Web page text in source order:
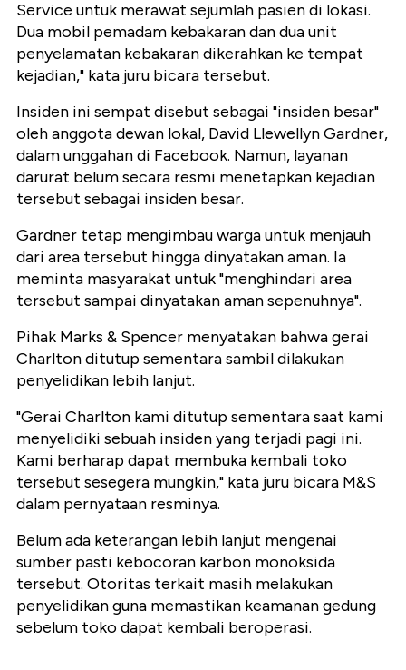
Service untuk merawat sejumlah pasien di lokasi.
Dua mobil pemadam kebakaran dan dua unit
penyelamatan kebakaran dikerahkan ke tempat
kejadian," kata juru bicara tersebut.
Insiden ini sempat disebut sebagai "insiden besar"
oleh anggota dewan lokal, David Llewellyn Gardner,
dalam unggahan di Facebook. Namun, layanan
darurat belum secara resmi menetapkan kejadian
tersebut sebagai insiden besar.
Gardner tetap mengimbau warga untuk menjauh
dari area tersebut hingga dinyatakan aman. Ia
meminta masyarakat untuk "menghindari area
tersebut sampai dinyatakan aman sepenuhnya".
Pihak Marks & Spencer menyatakan bahwa gerai
Charlton ditutup sementara sambil dilakukan
penyelidikan lebih lanjut.
"Gerai Charlton kami ditutup sementara saat kami
menyelidiki sebuah insiden yang terjadi pagi ini.
Kami berharap dapat membuka kembali toko
tersebut sesegera mungkin," kata juru bicara M&S
dalam pernyataan resminya.
Belum ada keterangan lebih lanjut mengenai
sumber pasti kebocoran karbon monoksida
tersebut. Otoritas terkait masih melakukan
penyelidikan guna memastikan keamanan gedung
sebelum toko dapat kembali beroperasi.